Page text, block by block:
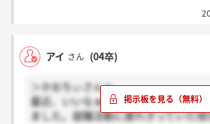
アイ さん (04卒)
＞かおちぃさんへ
最近、いいなぁって思える会社から
ました。就職活動に疲れきっていた